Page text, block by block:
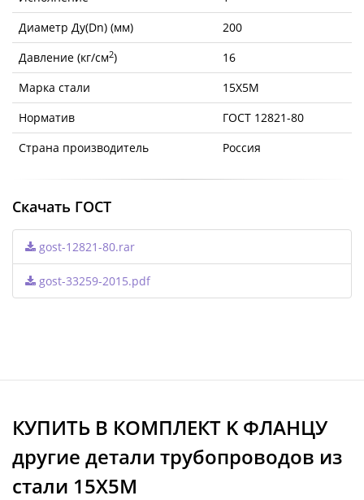
Диаметр Ду(Dn) (мм)
200
Давление (кг/см2)
16
Марка стали
15Х5М
Норматив
ГОСТ 12821-80
Страна производитель
Россия
Скачать ГОСТ
gost-12821-80.rar
gost-33259-2015.pdf
КУПИТЬ В КОМПЛЕКТ K ФЛАНЦУ
другие детали трубопроводов из
стали 15Х5М